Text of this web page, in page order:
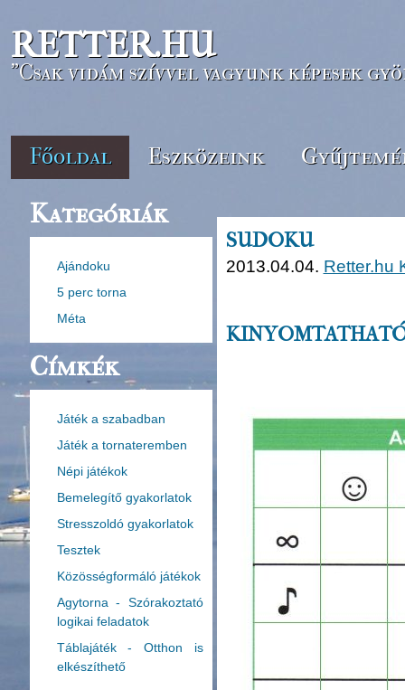
RETTER.HU
"Csak vidám szívvel vagyunk képesek
Főoldal Eszközeink
Kategóriák
Ajándoku
5 perc torna
Méta
Címkék
Játék a szabadban
Játék a tornateremben
Népi játékok
Bemelegítő gyakorlatok
Stresszoldó gyakorlatok
Tesztek
Közösségformáló játékok
Agytorna - Szórakoztató
logikai feladatok
Táblajáték - Otthon is
elkészíthető
SUDOKU
2013.04.04. Retter.hu